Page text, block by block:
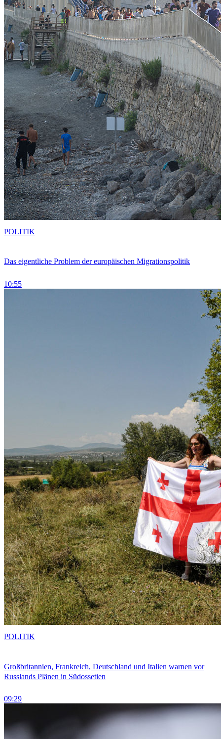
Das eigentliche Problem der europäischen Migrationspolitik
10:55
POLITIK
Großbritannien, Frankreich, Deutschland und Italien warnen vor
Russlands Plänen in Südossetien
09:29
POLITIK